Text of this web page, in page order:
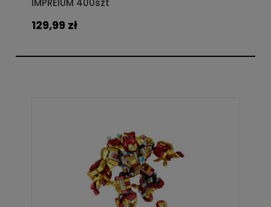
IMPREIUM 400szt
129,99 zł